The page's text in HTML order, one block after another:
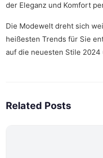
der Eleganz und Komfort
Die Modewelt dreht sich
heißesten Trends für Sie
auf die neuesten Stile 2024
Related Posts